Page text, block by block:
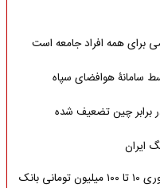
برای همه افراد جامعه است
سامانۀ هوافضای سپاه
در برابر چین تضعیف شده
ایران
وام برای یارانه بگیران بدون ضامن | وام فوری ۱۰ تا ۱۰۰ میلیون تومانی بانک